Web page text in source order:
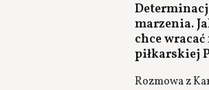
marzenia.
chce
piłkarskiej
Rozmowa z